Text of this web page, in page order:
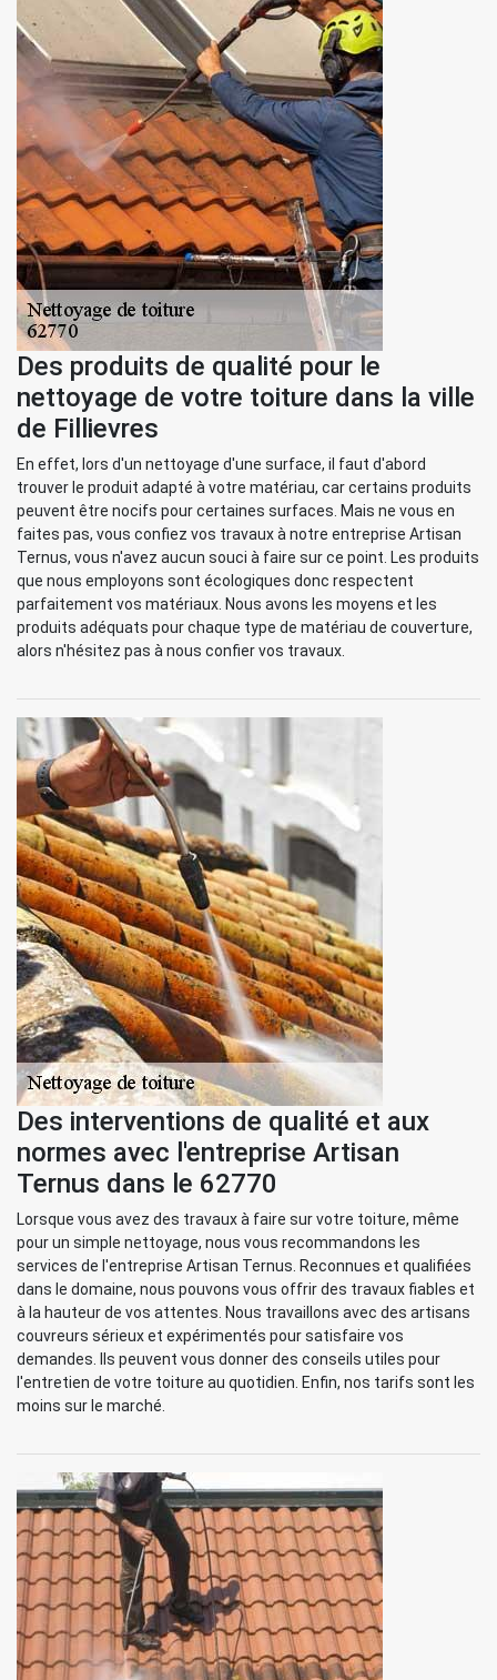
Des produits de qualité pour le
nettoyage de votre toiture dans la ville
de Fillievres
En effet, lors d'un nettoyage d'une surface, il faut d'abord
trouver le produit adapté à votre matériau, car certains produits
peuvent être nocifs pour certaines surfaces. Mais ne vous en
faites pas, vous confiez vos travaux à notre entreprise Artisan
Ternus, vous n'avez aucun souci à faire sur ce point. Les produits
que nous employons sont écologiques donc respectent
parfaitement vos matériaux. Nous avons les moyens et les
produits adéquats pour chaque type de matériau de couverture,
alors n'hésitez pas à nous confier vos travaux.
Des interventions de qualité et aux
normes avec l'entreprise Artisan
Ternus dans le 62770
Lorsque vous avez des travaux à faire sur votre toiture, même
pour un simple nettoyage, nous vous recommandons les
services de l'entreprise Artisan Ternus. Reconnues et qualifiées
dans le domaine, nous pouvons vous offrir des travaux fiables et
à la hauteur de vos attentes. Nous travaillons avec des artisans
couvreurs sérieux et expérimentés pour satisfaire vos
demandes. Ils peuvent vous donner des conseils utiles pour
l'entretien de votre toiture au quotidien. Enfin, nos tarifs sont les
moins sur le marché.